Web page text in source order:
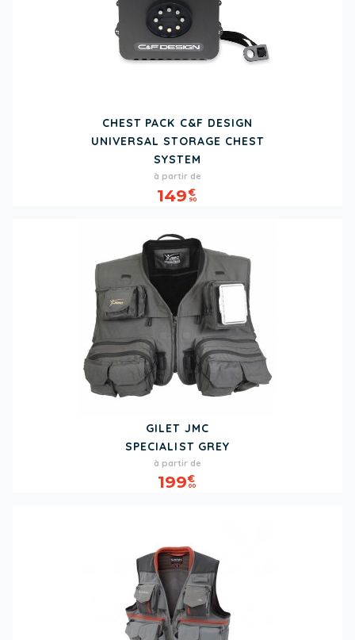
CHEST PACK C&F DESIGN
UNIVERSAL STORAGE CHEST
SYSTEM
Prix
à partir de
149€
90
GILET JMC
SPECIALIST GREY
Prix
à partir de
199€
00